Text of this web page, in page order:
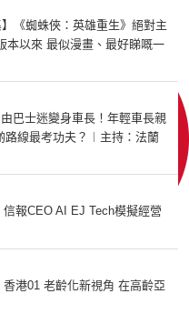
《蜘蛛俠：英雄重生》絕對主
本以來 最似漫畫、最好睇嘅一
巴士迷變身車長！年輕車長親
線最考功夫？︱主持：法蘭
信報CEO AI EJ Tech模擬經營
香港01 老齡化新視角 在高齡亞